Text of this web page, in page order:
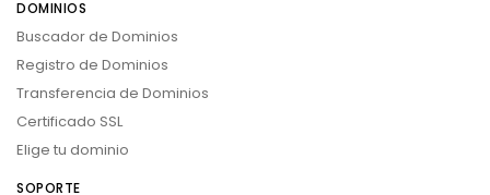
DOMINIOS
Buscador de Dominios
Registro de Dominios
Transferencia de Dominios
Certificado SSL
Elige tu dominio
SOPORTE